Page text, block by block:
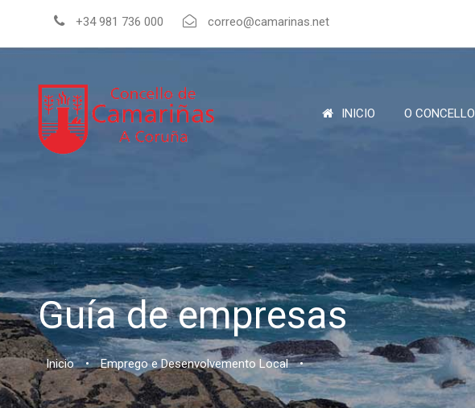
+34 981 736 000 correo@camarinas.net
INICIO O CONCELLO
Guía de empresas
Inicio • Emprego e Desenvolvemento Local •